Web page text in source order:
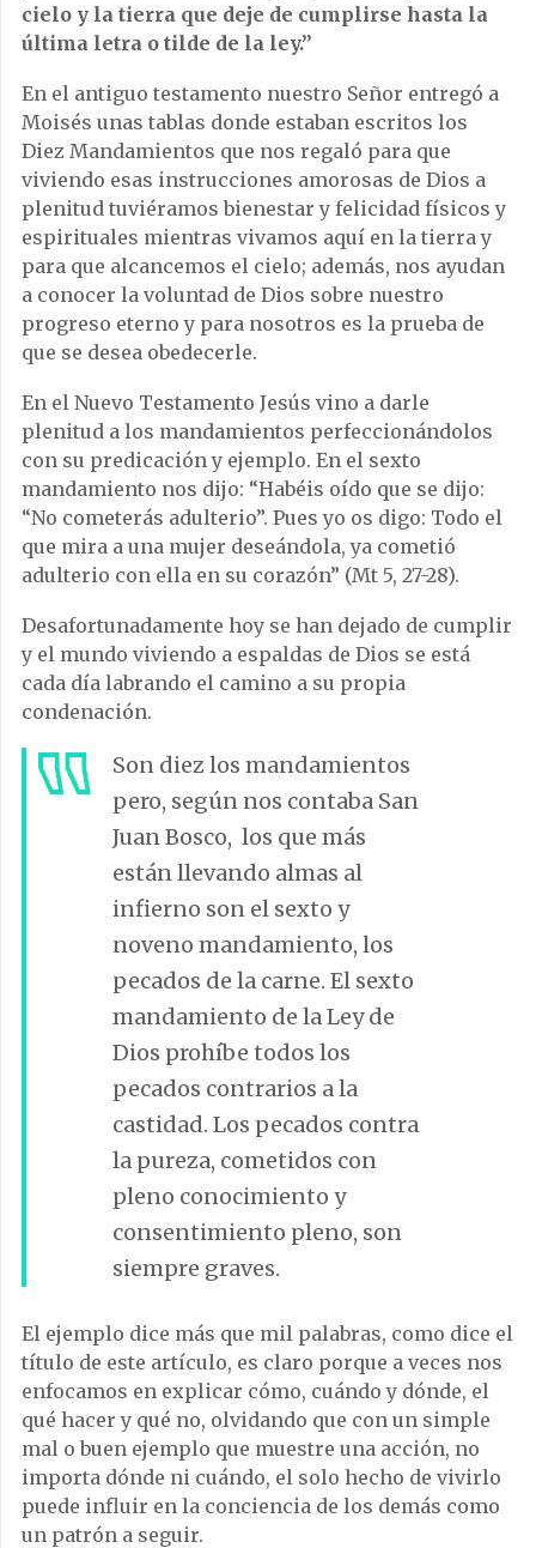
cielo y la tierra que deje de cumplirse hasta la
última letra o tilde de la ley.”
En el antiguo testamento nuestro Señor entregó a
Moisés unas tablas donde estaban escritos los
Diez Mandamientos que nos regaló para que
viviendo esas instrucciones amorosas de Dios a
plenitud tuviéramos bienestar y felicidad físicos y
espirituales mientras vivamos aquí en la tierra y
para que alcancemos el cielo; además, nos ayudan
a conocer la voluntad de Dios sobre nuestro
progreso eterno y para nosotros es la prueba de
que se desea obedecerle.
En el Nuevo Testamento Jesús vino a darle
plenitud a los mandamientos perfeccionándolos
con su predicación y ejemplo. En el sexto
mandamiento nos dijo: “Habéis oído que se dijo:
“No cometerás adulterio”. Pues yo os digo: Todo el
que mira a una mujer deseándola, ya cometió
adulterio con ella en su corazón” (Mt 5, 27-28).
Desafortunadamente hoy se han dejado de cumplir
y el mundo viviendo a espaldas de Dios se está
cada día labrando el camino a su propia
condenación.
Son diez los mandamientos
pero, según nos contaba San
Juan Bosco, los que más
están llevando almas al
infierno son el sexto y
noveno mandamiento, los
pecados de la carne. El sexto
mandamiento de la Ley de
Dios prohíbe todos los
pecados contrarios a la
castidad. Los pecados contra
la pureza, cometidos con
pleno conocimiento y
consentimiento pleno, son
siempre graves.
El ejemplo dice más que mil palabras, como dice el
título de este artículo, es claro porque a veces nos
enfocamos en explicar cómo, cuándo y dónde, el
qué hacer y qué no, olvidando que con un simple
mal o buen ejemplo que muestre una acción, no
importa dónde ni cuándo, el solo hecho de vivirlo
puede influir en la conciencia de los demás como
un patrón a seguir.